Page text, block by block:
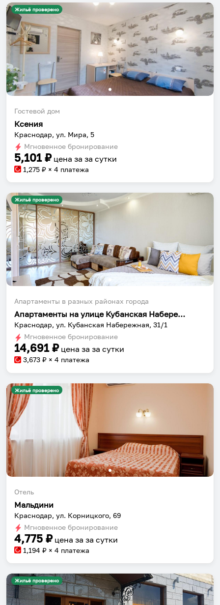
Жильё проверено
Гостевой дом
Ксения
Краснодар, ул. Мира, 5
Мгновенное бронирование
5,101₽ цена за за сутки
1,275 ₽ × 4 платежа
Жильё проверено
Апартаменты в разных районах города
Апартаменты на улице Кубанская Набережная 31/1
Краснодар, ул. Кубанская Набережная, 31/1
Мгновенное бронирование
14,691₽ цена за за сутки
3,673 ₽ × 4 платежа
Жильё проверено
Отель
Мальдини
Краснодар, ул. Корницкого, 69
Мгновенное бронирование
4,775 ₽ цена за за сутки
1,194 ₽ × 4 платежа
Жильё проверено